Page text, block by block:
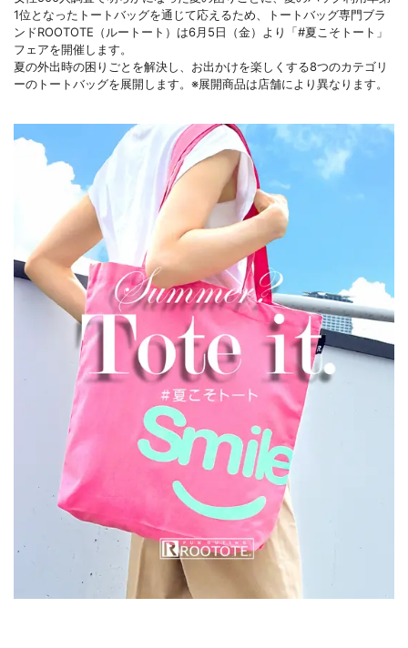
1位となったトートバッグを通じて応えるため、トートバッグ専門ブラ
ンドROOTOTE（ルートート）は6月5日（金）より「#夏こそトート」
フェアを開催します。
夏の外出時の困りごとを解決し、お出かけを楽しくする8つのカテゴリ
ーのトートバッグを展開します。※展開商品は店舗により異なります。